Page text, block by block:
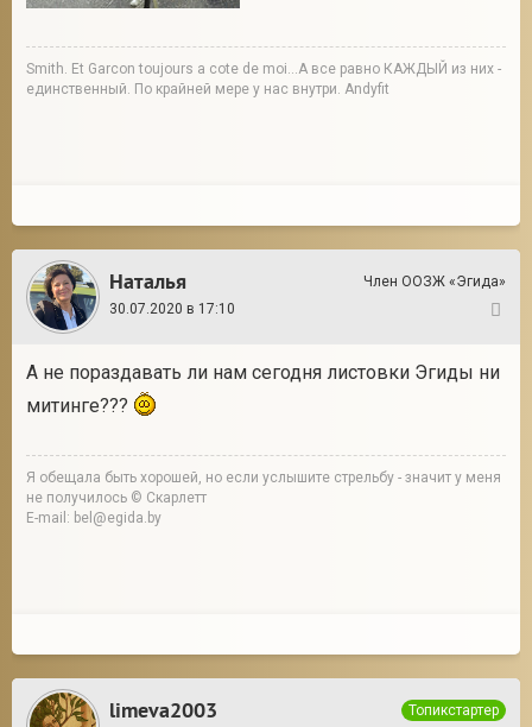
Smith. Et Garcon toujours a cote de moi...А все равно КАЖДЫЙ из них -
единственный. По крайней мере у нас внутри. Andyfit
Наталья
Член ООЗЖ «Эгида»
30.07.2020 в 17:10
А не пораздавать ли нам сегодня листовки Эгиды ни
митинге???
Я обещала быть хорошей, но если услышите стрельбу - значит у меня
не получилось © Скарлетт
E-mail: bel@egida.by
limeva2003
Топикстартер